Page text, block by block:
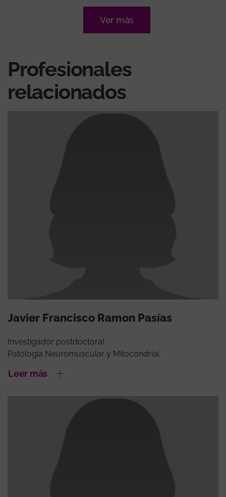
Ver más
Profesionales
relacionados
Javier Francisco Ramon Pasías
Investigador postdoctoral
Patología Neuromuscular y Mitocondrial
Leer más